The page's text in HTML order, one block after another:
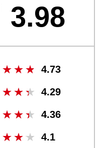
3.98
4.73
4.29
4.36
4.1